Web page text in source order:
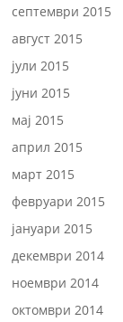
септември 2015
август 2015
јули 2015
јуни 2015
мај 2015
април 2015
март 2015
февруари 2015
јануари 2015
декември 2014
ноември 2014
октомври 2014